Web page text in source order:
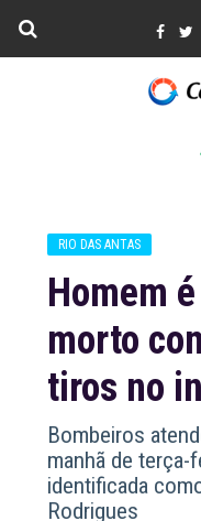
RIO DAS ANTAS
Homem
morto
tiros no
Bombeiros
manhã de terça-
identificada
Rodrigues